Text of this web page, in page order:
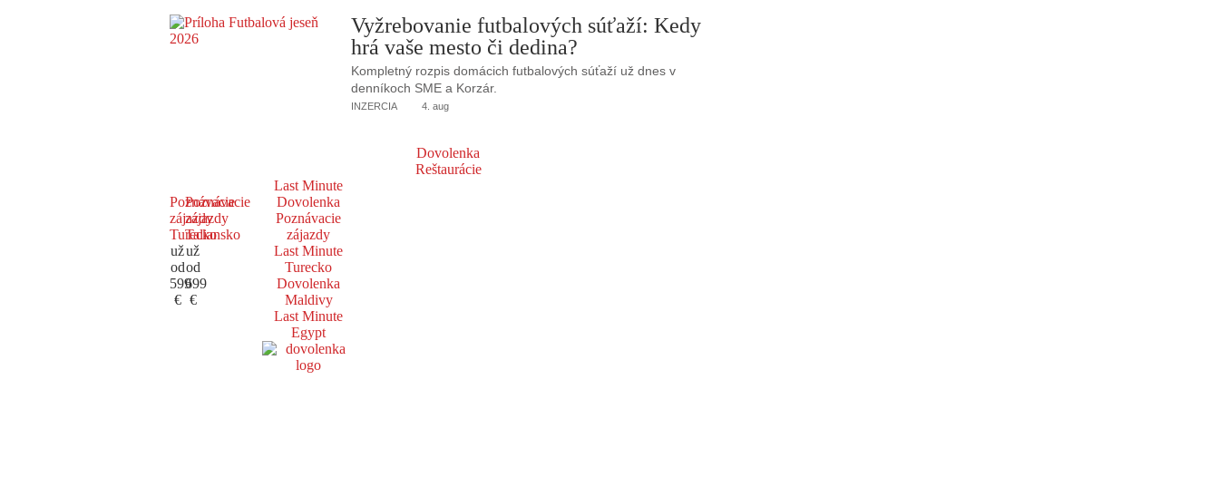
Vyžrebovanie futbalových súťaží: Kedy
hrá vaše mesto či dedina?
Kompletný rozpis domácich futbalových súťaží už dnes v
denníkoch SME a Korzár.
INZERCIA 4. aug
Dovolenka
Reštaurácie
Poznávacie
zájazdy
Turecko
už
od
599
€
Poznávacie
zájazdy
Taliansko
už
od
699
€
Last Minute
Dovolenka
Poznávacie
zájazdy
Last Minute
Turecko
Dovolenka
Maldivy
Last Minute
Egypt